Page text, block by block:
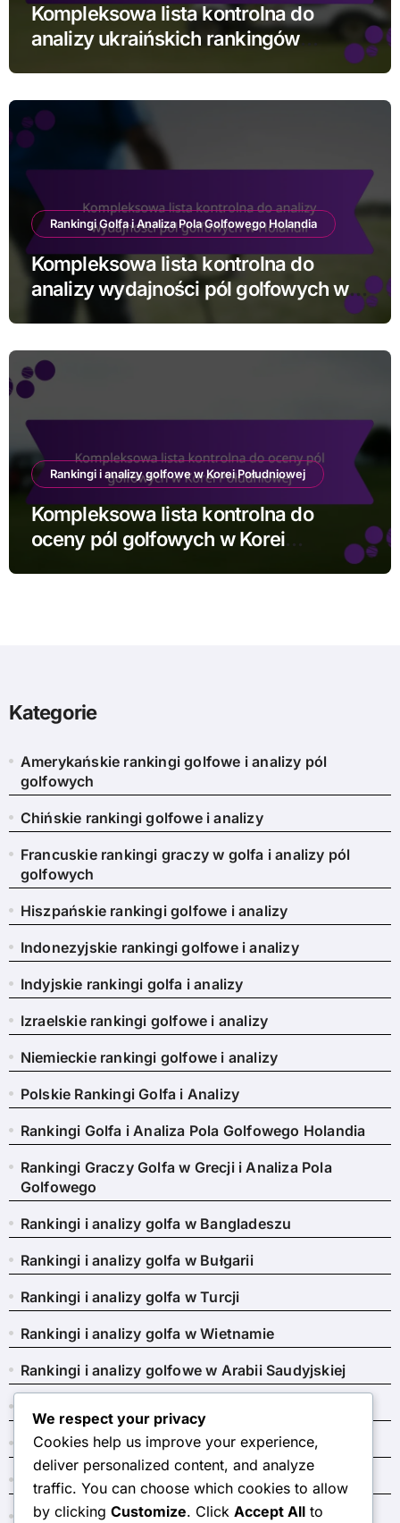
Kompleksowa lista kontrolna do
analizy ukraińskich rankingów
Rankingi Golfa i Analiza Pola Golfowego Holandia
Kompleksowa lista kontrolna do
analizy wydajności pól golfowych w
Rankingi i analizy golfowe w Korei Południowej
Kompleksowa lista kontrolna do
oceny pól golfowych w Korei
Kategorie
Amerykańskie rankingi golfowe i analizy pól
golfowych
Chińskie rankingi golfowe i analizy
Francuskie rankingi graczy w golfa i analizy pól
golfowych
Hiszpańskie rankingi golfowe i analizy
Indonezyjskie rankingi golfowe i analizy
Indyjskie rankingi golfa i analizy
Izraelskie rankingi golfowe i analizy
Niemieckie rankingi golfowe i analizy
Polskie Rankingi Golfa i Analizy
Rankingi Golfa i Analiza Pola Golfowego Holandia
Rankingi Graczy Golfa w Grecji i Analiza Pola
Golfowego
Rankingi i analizy golfa w Bangladeszu
Rankingi i analizy golfa w Bułgarii
Rankingi i analizy golfa w Turcji
Rankingi i analizy golfa w Wietnamie
Rankingi i analizy golfowe w Arabii Saudyjskiej
Rankingi i analizy golfowe w Tajlandii
Ukraińskie rankingi golfa i analizy
Węgierskie rankingi golfowe i analizy
We respect your privacy
Cookies help us improve your experience,
deliver personalized content, and analyze
traffic. You can choose which cookies to allow
by clicking Customize. Click Accept All to